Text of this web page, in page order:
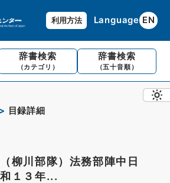
利用方法 Language EN
辞書検索
（カテゴリ）
辞書検索
（五十音順）
目録詳細
柳川部隊）法務部陣中日
１３年...